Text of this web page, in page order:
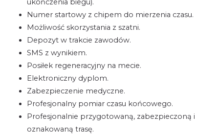
ukończenia biegu).
Numer startowy z chipem do mierzenia czasu.
Możliwość skorzystania z szatni.
Depozyt w trakcie zawodów.
SMS z wynikiem.
Posiłek regeneracyjny na mecie.
Elektroniczny dyplom.
Zabezpieczenie medyczne.
Profesjonalny pomiar czasu końcowego.
Profesjonalnie przygotowaną, zabezpieczoną i
oznakowaną trasę.